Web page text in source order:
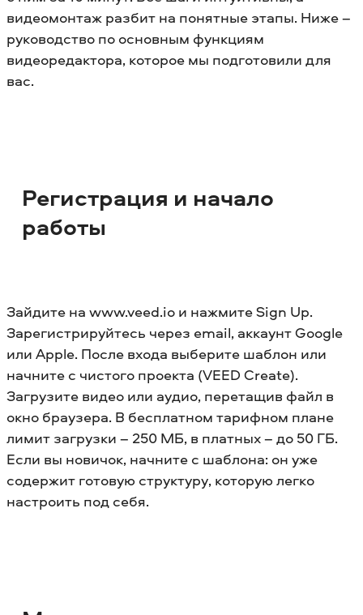
видеомонтаж разбит на понятные этапы. Ниже –
руководство по основным функциям
видеоредактора, которое мы подготовили для
вас.
Регистрация и начало
работы
Зайдите на www.veed.io и нажмите Sign Up.
Зарегистрируйтесь через email, аккаунт Google
или Apple. После входа выберите шаблон или
начните с чистого проекта (VEED Create).
Загрузите видео или аудио, перетащив файл в
окно браузера. В бесплатном тарифном плане
лимит загрузки – 250 МБ, в платных – до 50 ГБ.
Если вы новичок, начните с шаблона: он уже
содержит готовую структуру, которую легко
настроить под себя.